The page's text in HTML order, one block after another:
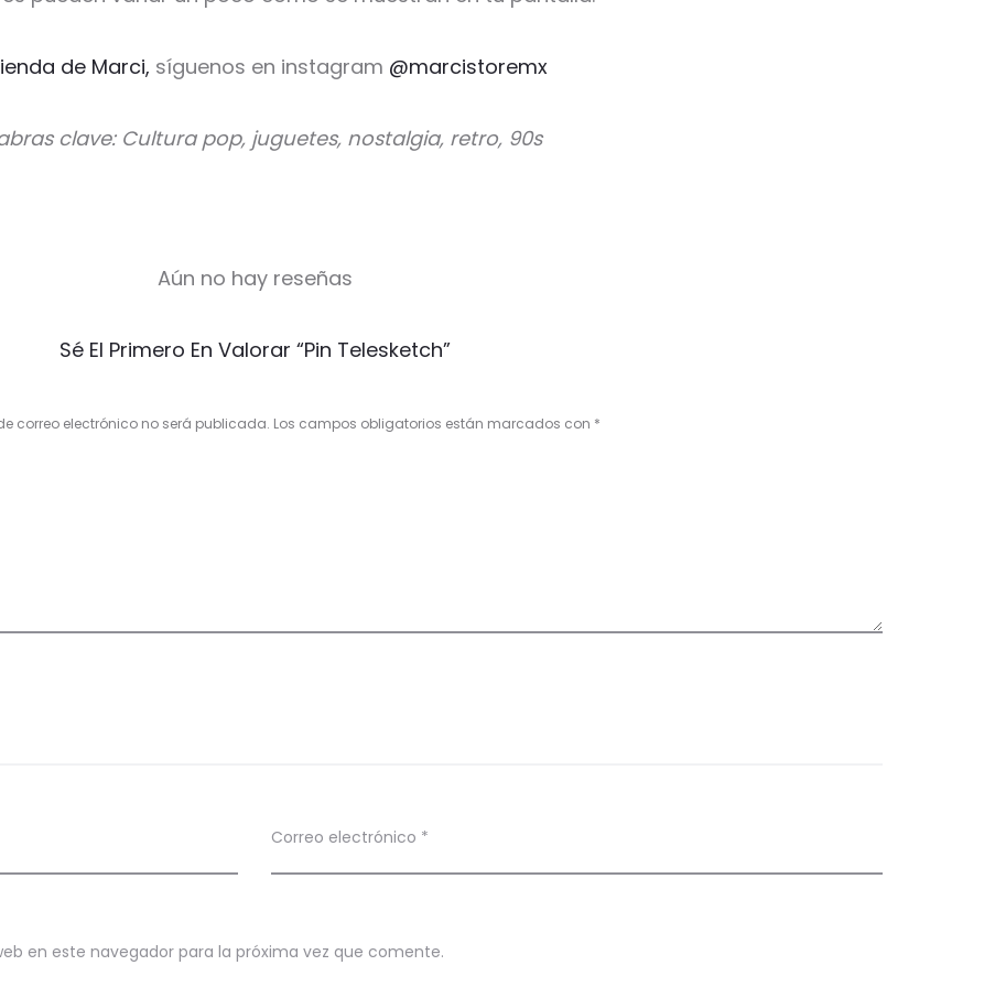
de Marci, síguenos en instagram @marcistoremx
clave: Cultura pop, juguetes, nostalgia, retro, 90s
Aún no hay reseñas
Sé El Primero En Valorar “Pin Telesketch”
correo electrónico no será publicada. Los campos obligatorios están marcados con *
Correo electrónico *
en este navegador para la próxima vez que comente.